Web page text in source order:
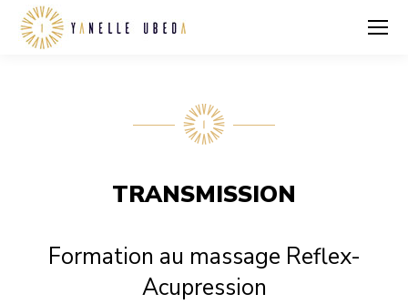
TRANSMISSION
Formation au massage Reflex-
Acupression